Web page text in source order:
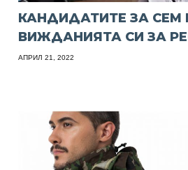
КАНДИДАТИТЕ ЗА СЕМ
ВИЖДАНИЯТА СИ ЗА
АПРИЛ 21, 2022